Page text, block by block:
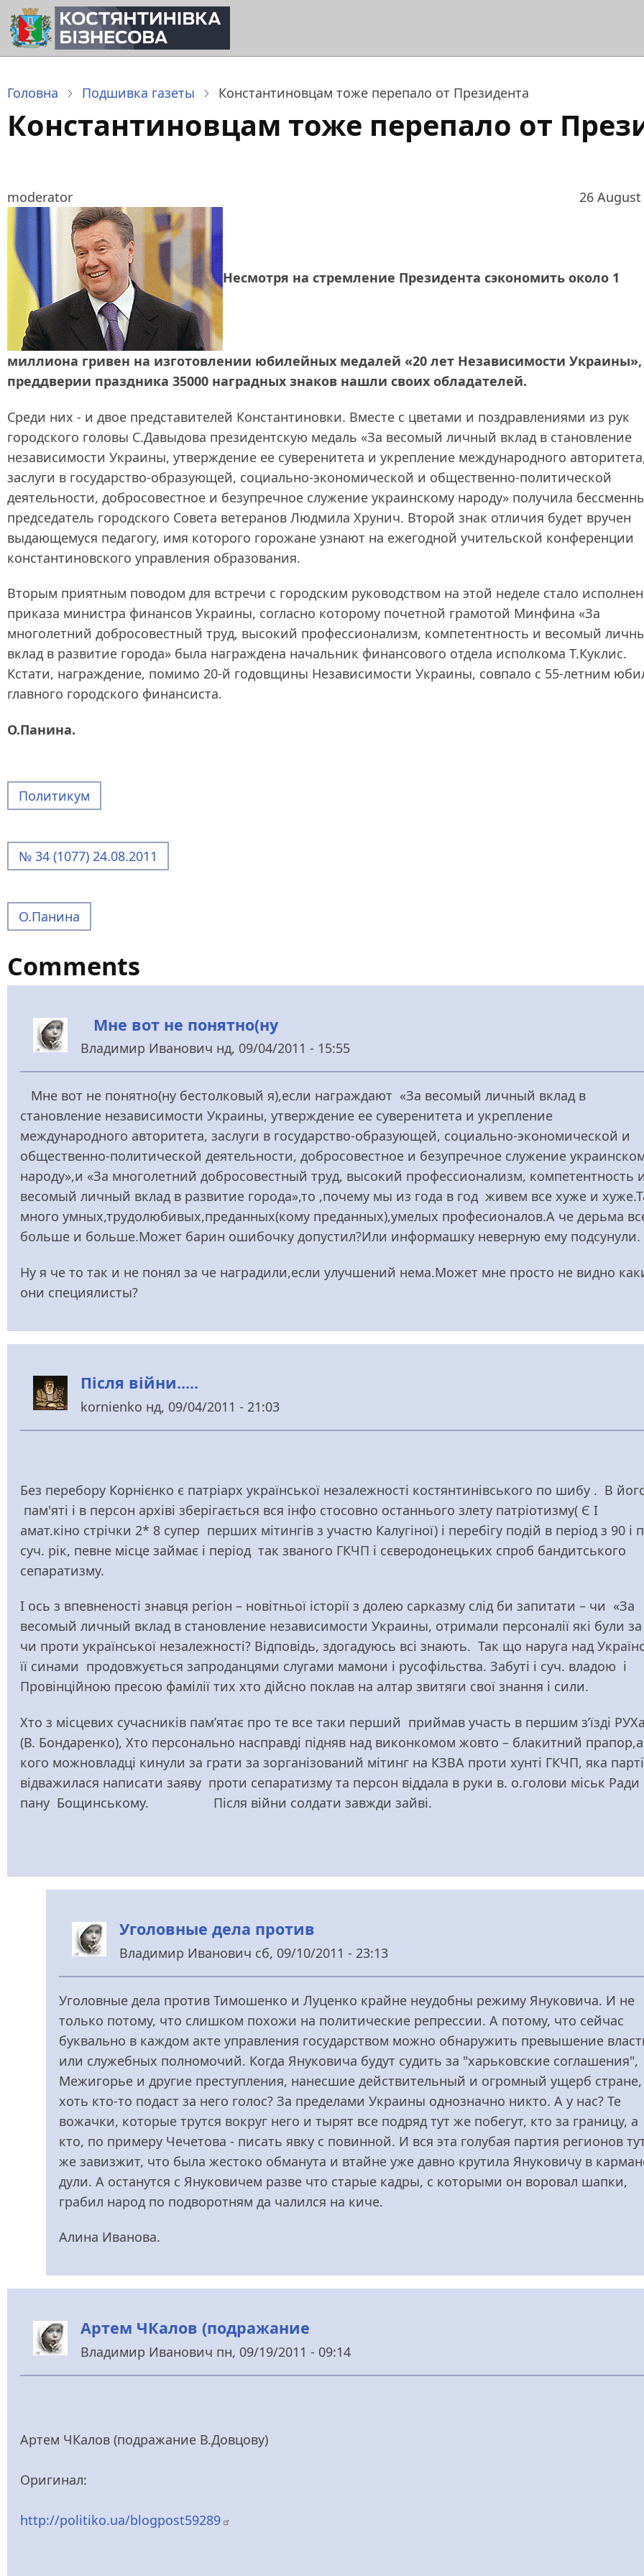
Перейти
до
основного
Головна
Подшивка газеты Константиновцам тоже перепало от Президента
Константиновцам тоже перепало от
moderator 26 August
Несмотря на стремление Президента сэкономить около 1
миллиона гривен на изготовлении юбилейных медалей «20 лет Независимости Украины»,
преддверии праздника 35000 наградных знаков нашли своих обладателей.
Среди них - и двое представителей Константиновки. Вместе с цветами и поздравлениями из рук
городского головы С.Давыдова президентскую медаль «За весомый личный вклад в становление
независимости Украины, утверждение ее суверенитета и укрепление международного
заслуги в государство-образующей, социально-экономической и общественно-политической
деятельности, добросовестное и безупречное служение украинскому народу» получила
председатель городского Совета ветеранов Людмила Хрунич. Второй знак отличия будет вручен
выдающемуся педагогу, имя которого горожане узнают на ежегодной учительской конференции
константиновского управления образования.
Вторым приятным поводом для встречи с городским руководством на этой неделе стало
приказа министра финансов Украины, согласно которому почетной грамотой Минфина «За
многолетний добросовестный труд, высокий профессионализм, компетентность и весомый
вклад в развитие города» была награждена начальник финансового отдела исполкома Т.Куклис.
Кстати, награждение, помимо 20-й годовщины Независимости Украины, совпало с 55-летним
главного городского финансиста.
О.Панина.
Политикум
№ 34 (1077) 24.08.2011
О.Панина
Comments
Мне вот не понятно(ну
Владимир Иванович нд, 09/04/2011 - 15:55
Мне вот не понятно(ну бестолковый я),если награждают «За весомый личный вклад в
становление независимости Украины, утверждение ее суверенитета и укрепление
международного авторитета, заслуги в государство-образующей, социально-экономической и
общественно-политической деятельности, добросовестное и безупречное служение
народу»,и «За многолетний добросовестный труд, высокий профессионализм, компетентность
весомый личный вклад в развитие города»,то ,почему мы из года в год живем все хуже и
много умных,трудолюбивых,преданных(кому преданных),умелых професионалов.А че дерьма
больше и больше.Может барин ошибочку допустил?Или информашку неверную ему подсунули.
Ну я че то так и не понял за че наградили,если улучшений нема.Может мне просто не видно
они специялисты?
Після війни.....
kornienko нд, 09/04/2011 - 21:03
Без перебору Корнієнко є патріарх української незалежності костянтинівського по шибу . В
пам'яті і в персон архіві зберігається вся інфо стосовно останнього злету патріотизму( Є І
амат.кіно стрічки 2* 8 супер перших мітингів з участю Калугіної) і перебігу подій в період з 90 і
суч. рік, певне місце займає і період так званого ГКЧП і сєверодонецьких спроб бандитського
сепаратизму.
І ось з впевненості знавця регіон – новітньої історії з долею сарказму слід би запитати – чи «За
весомый личный вклад в становление независимости Украины, отримали персоналії які були
чи проти української незалежності? Відповідь, здогадуюсь всі знають. Так що наруга над
її синами продовжується запроданцями слугами мамони і русофільства. Забуті і суч. владою і
Провінційною пресою фамілії тих хто дійсно поклав на алтар звитяги свої знання і сили.
Хто з місцевих сучасників пам’ятає про те все таки перший приймав участь в першим з’їзді
(В. Бондаренко), Хто персонально насправді підняв над виконкомом жовто – блакитний
кого можновладці кинули за грати за зорганізований мітинг на КЗВА проти хунті ГКЧП, яка
відважилася написати заяву проти сепаратизму та персон віддала в руки в. о.голови міськ Ради
пану Бощинському. Після війни солдати завжди зайві.
Уголовные дела против
Владимир Иванович сб, 09/10/2011 - 23:13
У
до
Після
війни.....
kornienko
Уголовные дела против Тимошенко и Луценко крайне неудобны режиму Януковича. И не
только потому, что слишком похожи на политические репрессии. А потому, что сейчас
буквально в каждом акте управления государством можно обнаружить превышение
или служебных полномочий. Когда Януковича будут судить за "харьковские соглашения",
Межигорье и другие преступления, нанесшие действительный и огромный ущерб стране,
хоть кто-то подаст за него голос? За пределами Украины однозначно никто. А у нас? Те
вожачки, которые трутся вокруг него и тырят все подряд тут же побегут, кто за границу, а
кто, по примеру Чечетова - писать явку с повинной. И вся эта голубая партия регионов
же завизжит, что была жестоко обманута и втайне уже давно крутила Януковичу в
дули. А останутся с Януковичем разве что старые кадры, с которыми он воровал шапки,
грабил народ по подворотням да чалился на киче.
Алина Иванова.
Артем ЧКалов (подражание
Владимир Иванович пн, 09/19/2011 - 09:14
Артем ЧКалов (подражание В.Довцову)
Оригинал:
http://politiko.ua/blogpost59289